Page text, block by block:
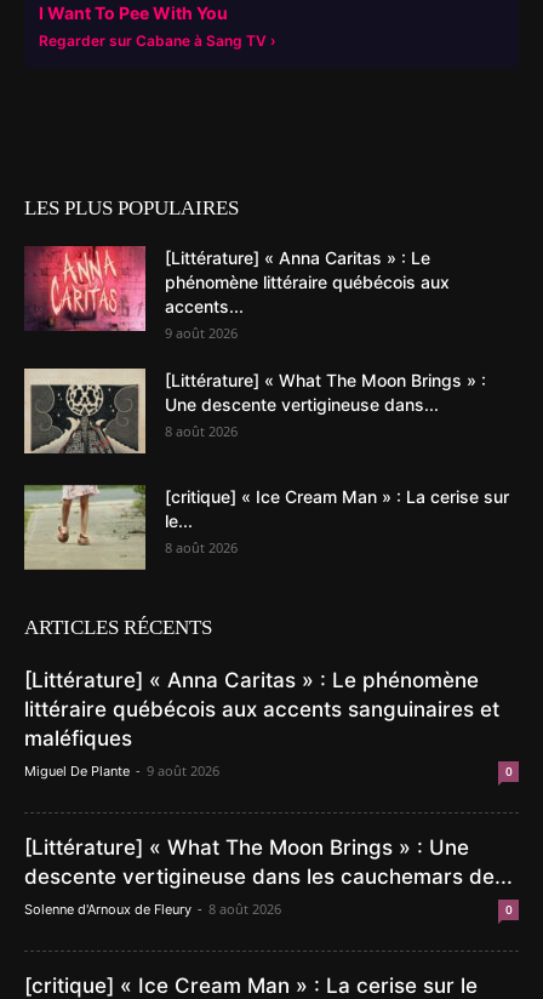
I Want To Pee With You
Regarder sur Cabane à Sang TV
LES PLUS POPULAIRES
[Littérature] « Anna Caritas » : Le
phénomène littéraire québécois aux
accents...
9 août 2026
[Littérature] « What The Moon Brings » :
Une descente vertigineuse dans...
8 août 2026
[critique] « Ice Cream Man » : La cerise sur
le...
8 août 2026
ARTICLES RÉCENTS
[Littérature] « Anna Caritas » : Le phénomène
littéraire québécois aux accents sanguinaires et
maléfiques
Miguel De Plante - 9 août 2026 0
[Littérature] « What The Moon Brings » : Une
descente vertigineuse dans les cauchemars de...
Solenne d'Arnoux de Fleury - 8 août 2026 0
[critique] « Ice Cream Man » : La cerise sur le